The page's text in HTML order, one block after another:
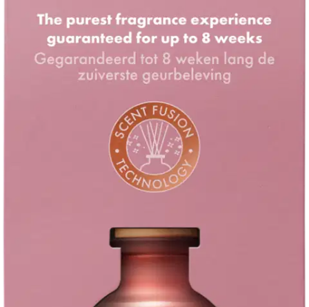
Tarkista myymäläsaatavuus
Ota aikaa itsellesi ja Floral Blessings -tuoksulle! Rikas tuoksu leviää
vähitellen kaikkialle huoneeseen ja jää sinne pitkäksi aikaa, jopa 8
viikon ajaksi. Valmistettu ScentFusion-tekniikalla, taatusti puhtain
täynnä tuoksuvia, rentouttavia kukkia!
Pidä palavat kynttilät lasten ja lemmikkien ulottumattomissa.
Ominaisuudet